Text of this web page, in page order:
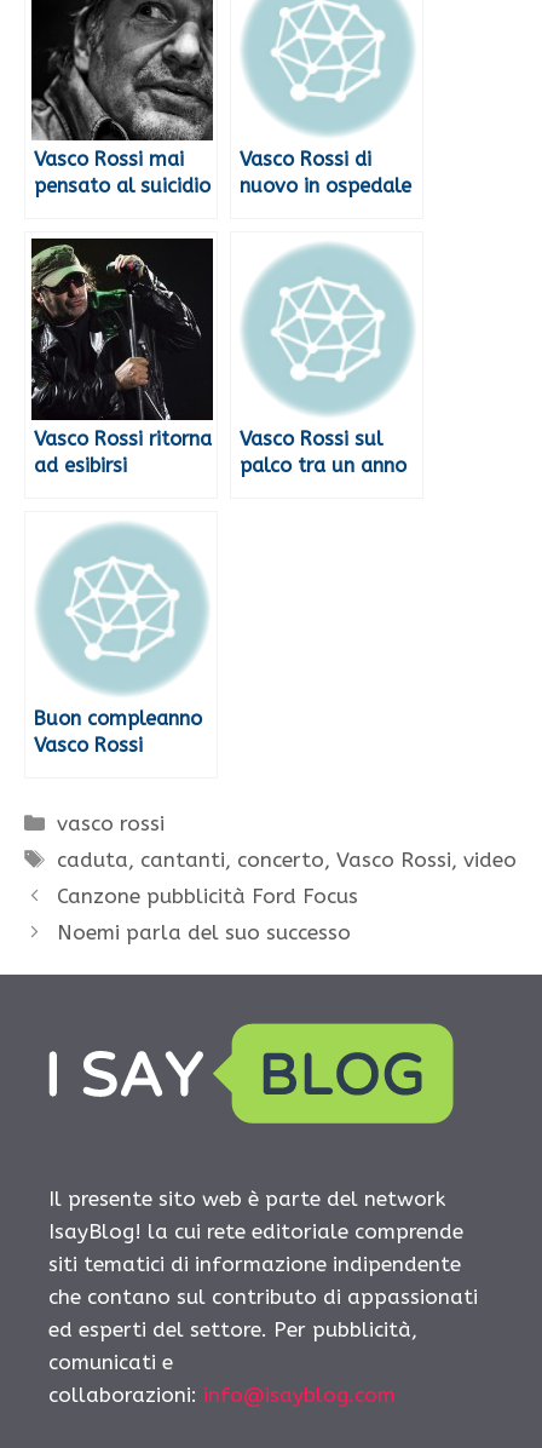
Vasco Rossi mai
pensato al suicidio
Vasco Rossi di
nuovo in ospedale
Vasco Rossi ritorna
ad esibirsi
Vasco Rossi sul
palco tra un anno
Buon compleanno
Vasco Rossi
Categorie
vasco rossi
Tag
caduta, cantanti, concerto,Vasco Rossi,video
Canzone pubblicità Ford Focus
Noemi parla del suo successo
Il presente sito web è parte del network
IsayBlog! la cui rete editoriale comprende
siti tematici di informazione indipendente
che contano sul contributo di appassionati
ed esperti del settore. Per pubblicità,
comunicati e
collaborazioni: info@isayblog.com